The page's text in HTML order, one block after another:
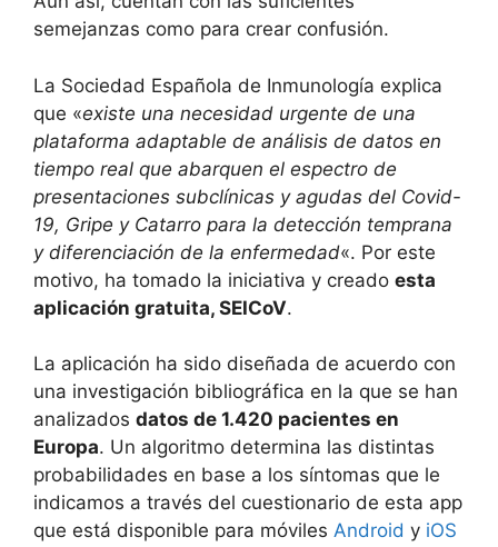
semejanzas como para crear confusión.
La Sociedad Española de Inmunología explica
que «existe una necesidad urgente de una
plataforma adaptable de análisis de datos en
tiempo real que abarquen el espectro de
presentaciones subclínicas y agudas del Covid-
19, Gripe y Catarro para la detección temprana
y diferenciación de la enfermedad«. Por este
motivo, ha tomado la iniciativa y creado esta
aplicación gratuita, SEICoV.
La aplicación ha sido diseñada de acuerdo con
una investigación bibliográfica en la que se han
analizados datos de 1.420 pacientes en
Europa. Un algoritmo determina las distintas
probabilidades en base a los síntomas que le
indicamos a través del cuestionario de esta app
que está disponible para móviles Android y iOS